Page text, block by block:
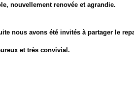
nouvellement renovée et agrandie.
nous avons été invités à partager le
et très convivial.